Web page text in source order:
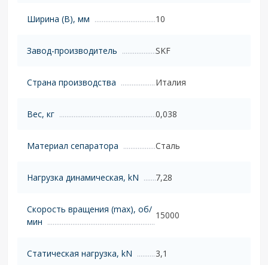
Ширина (B), мм 10
Завод-производитель SKF
Страна производства Италия
Вес, кг 0,038
Материал сепаратора Сталь
Нагрузка динамическая, kN 7,28
Скорость вращения (max), об/
мин
15000
Статическая нагрузка, kN 3,1